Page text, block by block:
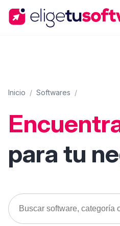
Inicio / Softwares /
para tu